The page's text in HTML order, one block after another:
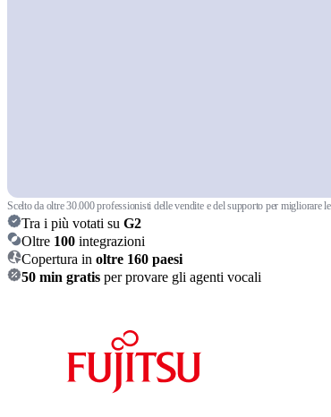
Scelto da oltre 30.000 professionisti delle vendite e del supporto per migliorare
Tra i più votati su G2
Oltre 100 integrazioni
Copertura in oltre 160 paesi
50 min gratis per provare gli agenti vocali